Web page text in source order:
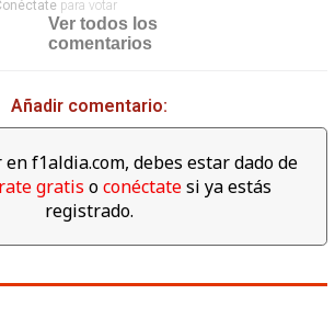
para votar
Ver todos los
comentarios
Añadir comentario:
f1aldia.com, debes estar dado de
gratis oconéctatesi ya estás
registrado.